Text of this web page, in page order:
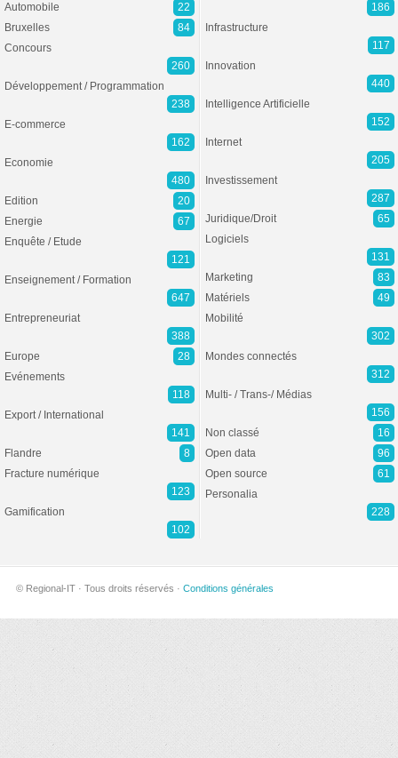
Automobile
22
Bruxelles
84
Concours
260
Développement / Programmation
238
E-commerce
162
Economie
480
Edition
20
Energie
67
Enquête / Etude
121
Enseignement / Formation
647
Entrepreneuriat
388
Europe
28
Evénements
118
Export / International
141
Flandre
8
Fracture numérique
123
Gamification
102
186
Infrastructure
117
Innovation
440
Intelligence Artificielle
152
Internet
205
Investissement
287
Juridique/Droit
65
Logiciels
131
Marketing
83
Matériels
49
Mobilité
302
Mondes connectés
312
Multi- / Trans-/ Médias
156
Non classé
16
Open data
96
Open source
61
Personalia
228
© Regional-IT · Tous droits réservés · Conditions générales